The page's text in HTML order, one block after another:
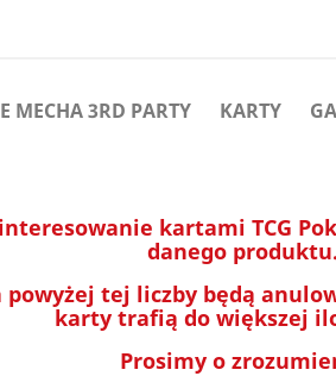
MECHA 3RD PARTY KARTY
kartami TCG
danego produktu.
tej liczby będą
karty trafią do większej
Prosimy o